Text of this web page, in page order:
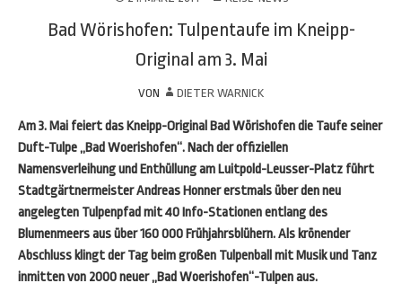
Bad Wörishofen: Tulpentaufe im Kneipp-
Original am 3. Mai
VON DIETER WARNICK
Am 3. Mai feiert das Kneipp-Original Bad Wörishofen die Taufe seiner
Duft-Tulpe „Bad Woerishofen“. Nach der offiziellen
Namensverleihung und Enthüllung am Luitpold-Leusser-Platz führt
Stadtgärtnermeister Andreas Honner erstmals über den neu
angelegten Tulpenpfad mit 40 Info-Stationen entlang des
Blumenmeers aus über 160 000 Frühjahrsblühern. Als krönender
Abschluss klingt der Tag beim großen Tulpenball mit Musik und Tanz
inmitten von 2000 neuer „Bad Woerishofen“-Tulpen aus.